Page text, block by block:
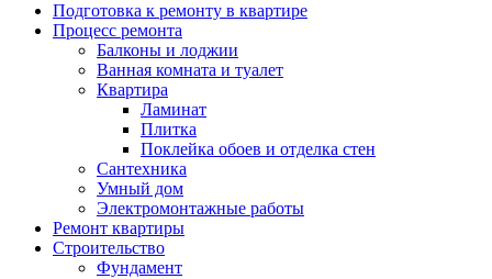
Подготовка к ремонту в квартире
Процесс ремонта
Балконы и лоджии
Ванная комната и туалет
Квартира
Ламинат
Плитка
Поклейка обоев и отделка стен
Сантехника
Умный дом
Электромонтажные работы
Ремонт квартиры
Строительство
Фундамент